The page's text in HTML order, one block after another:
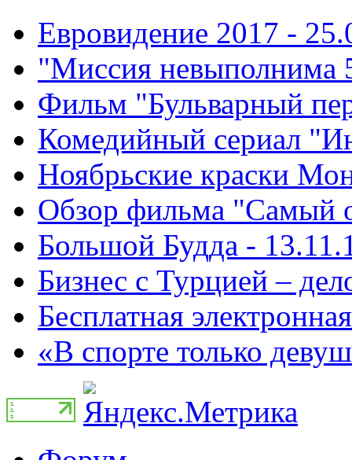
Евровидение 2017 -
"Миссия невыполнима
Фильм "Бульварный
Комедийный сериал
Ноябрьские краски
Обзор фильма "Самый
Большой Будда -
Бизнес с Турцией –
Бесплатная
«В спорте только